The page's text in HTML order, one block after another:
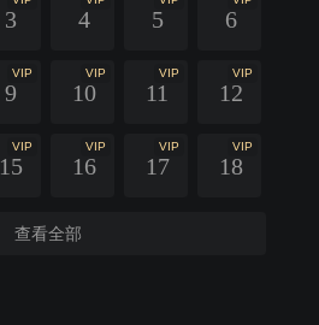
3 4 5 6
VIP
9
VIP
10
VIP
11
VIP
12
VIP
15
VIP
16
VIP
17
VIP
18
查看全部